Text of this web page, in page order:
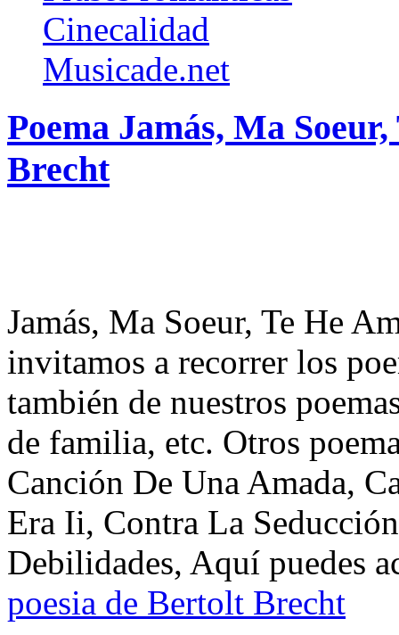
Cinecalidad
Musicade.net
Poema Jamás, Ma
Brecht
Jamás, Ma Soeur, Te He
invitamos a recorrer los
también de nuestros
de familia, etc. Otros
Canción De Una Amada,
Era Ii, Contra La
Debilidades, Aquí puedes
poesia de Bertolt Brecht